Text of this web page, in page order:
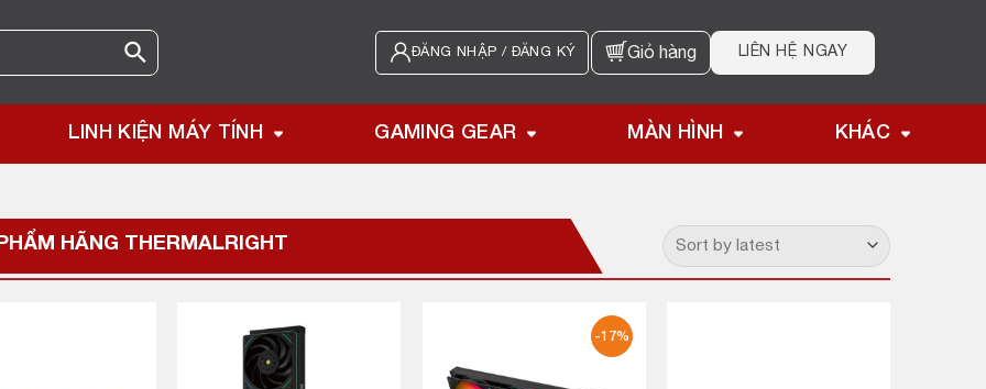
ĐĂNG NHẬP / ĐĂNG KÝ Giỏ hàng LIÊN HỆ NGAY
LINH KIỆN MÁY TÍNH GAMING GEAR MÀN HÌNH KHÁC
HÃNG THERMALRIGHT
-17%